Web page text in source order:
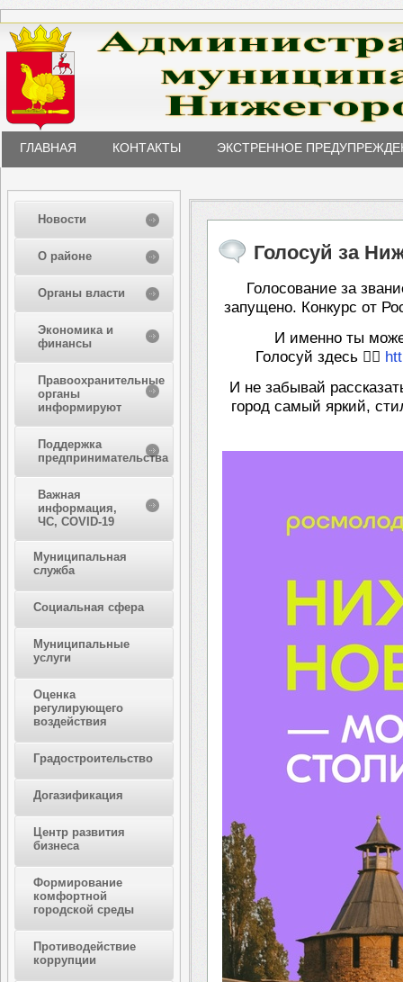
ГЛАВНАЯ КОНТАКТЫ ЭКСТРЕННОЕ
Новости
О районе
Органы власти
Экономика и
финансы
Правоохранительные
органы
информируют
Поддержка
предпринимательства
Важная
информация,
ЧС, COVID-19
Муниципальная
служба
Социальная сфера
Муниципальные
услуги
Оценка
регулирующего
воздействия
Градостроительство
Догазификация
Центр развития
бизнеса
Формирование
комфортной
городской среды
Противодействие
коррупции
Голосуй за
Голосование за
запущено. Конкурс от
И именно ты
Голосуй здесь 👉🏻
И не забывай
город самый яркий,